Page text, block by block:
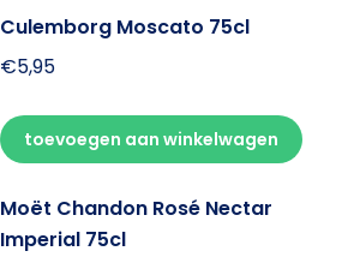
Culemborg Moscato 75cl
€5,95
toevoegen aan winkelwagen
Moët Chandon Rosé Nectar
Imperial 75cl